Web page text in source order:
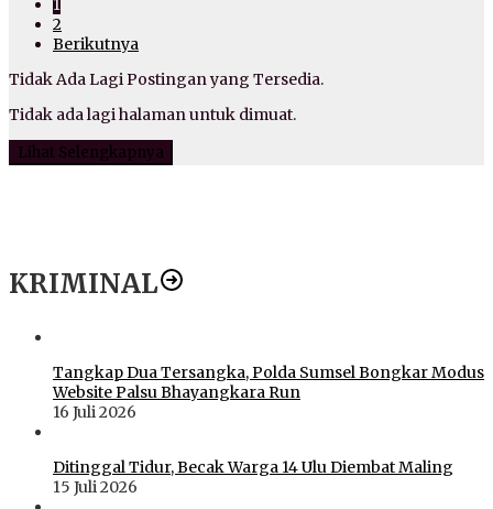
1
2
Berikutnya
Tidak Ada Lagi Postingan yang Tersedia.
Tidak ada lagi halaman untuk dimuat.
Lihat Selengkapnya
KRIMINAL
Tangkap Dua Tersangka, Polda Sumsel Bongkar Modus
Website Palsu Bhayangkara Run
16 Juli 2026
Ditinggal Tidur, Becak Warga 14 Ulu Diembat Maling
15 Juli 2026